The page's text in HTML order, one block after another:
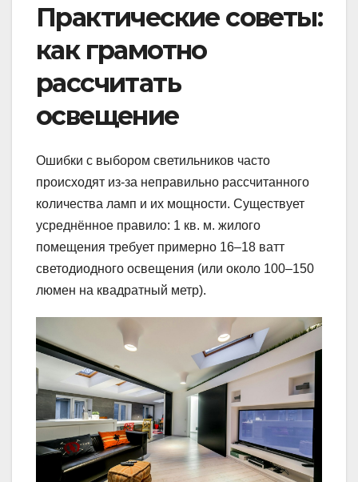
Практические советы:
как грамотно
рассчитать
освещение
Ошибки с выбором светильников часто
происходят из-за неправильно рассчитанного
количества ламп и их мощности. Существует
усреднённое правило: 1 кв. м. жилого
помещения требует примерно 16–18 ватт
светодиодного освещения (или около 100–150
люмен на квадратный метр).